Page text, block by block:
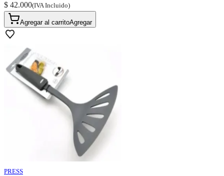
$ 42.000(IVA Incluido)
Agregar al carritoAgregar
PRESS